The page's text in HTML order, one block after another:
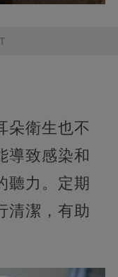
朵衛生也不
導致感染和
聽力。定期
清潔，有助